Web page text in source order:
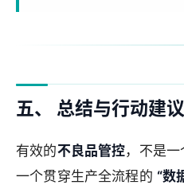
五、 总结与行动建议
有效的不良品管控，不是一
一个贯穿生产全流程的 “数